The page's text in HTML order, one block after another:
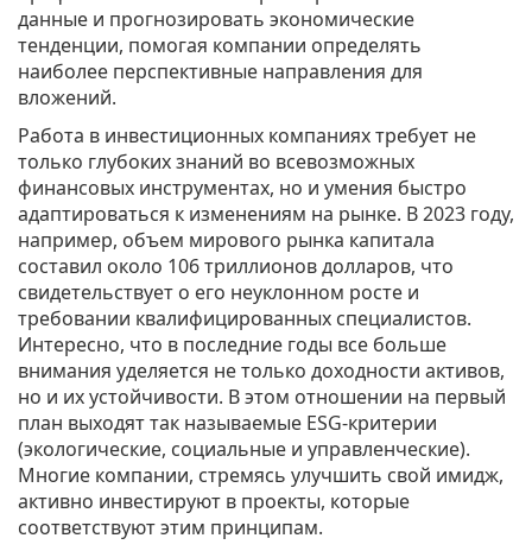
данные и прогнозировать экономические
тенденции, помогая компании определять
наиболее перспективные направления для
вложений.
Работа в инвестиционных компаниях требует не
только глубоких знаний во всевозможных
финансовых инструментах, но и умения быстро
адаптироваться к изменениям на рынке. В 2023 году,
например, объем мирового рынка капитала
составил около 106 триллионов долларов, что
свидетельствует о его неуклонном росте и
требовании квалифицированных специалистов.
Интересно, что в последние годы все больше
внимания уделяется не только доходности активов,
но и их устойчивости. В этом отношении на первый
план выходят так называемые ESG-критерии
(экологические, социальные и управленческие).
Многие компании, стремясь улучшить свой имидж,
активно инвестируют в проекты, которые
соответствуют этим принципам.